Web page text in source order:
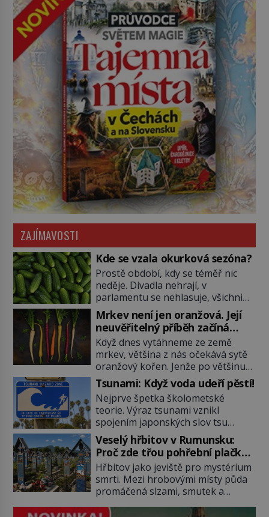
ZAJÍMAVOSTI
Kde se vzala okurková sezóna?
Prostě období, kdy se téměř nic
neděje. Divadla nehrají, v
parlamentu se nehlasuje, všichni
jsou na dovolené a média tak
nemají o čem mluvit a psát. A
vymýšlejí si proto témata, které
nikoho nezajímají. Proč je však ona
letní doba spojovaná zrovna s
okurkami? Okurkovou sezónu
známe už od poloviny 19. století,
ovšem jako Češi […]
Mrkev není jen oranžová. Její
neuvěřitelný příběh začíná
fialovou barvou
Když dnes vytáhneme ze země
mrkev, většina z nás očekává sytě
oranžový kořen. Jenže po většinu
své historie je mrkev všechno
možné, jen ne oranžová. Je fialová,
žlutá, bílá, někdy dokonce téměř
černá. Až díky stovkám let
pečlivého šlechtění se z ní stává
zelenina, bez které si českou
zahradu ani nedokážeme
představit. Její příběh je […]
Tsunami: Když voda udeří pěstí!
Nejprve špetka školometské
teorie. Výraz tsunami vznikl
spojením japonských slov tsu
(přístav) a nami (vlna). Jedná se o
dlouhou vlnu, která je na volném
moři takřka nepostřehnutelná.
Ačkoli je vlnová délka tsunami i 300
kilometrů, výška vlny na volném
moři je maximálně 1,5 metru.
Máme se podobné obří vlny obávat
Veselý hřbitov v Rumunsku:
Proč zde třou pohřební plačky
bídu s nouzí?
Hřbitov jako jeviště pro mystérium
smrti. Mezi hrobovými místy půda
promáčená slzami, smutek a